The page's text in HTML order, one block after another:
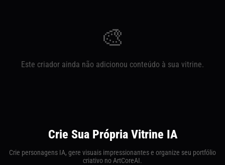
🎨
Este criador ainda não adicionou conteúdo à sua vitrine.
Crie Sua Própria Vitrine IA
Crie personagens IA, gere visuais impressionantes e organize seu portfólio
criativo no ArtCoreAI.